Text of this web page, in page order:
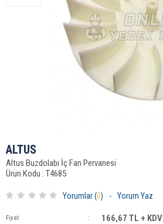
ALTUS
Altus Buzdolabı İç Fan Pervanesi
Ürün Kodu : T4685
Yorumlar (0) - Yorum Yaz
Fiyat : 166,67 TL + KDV